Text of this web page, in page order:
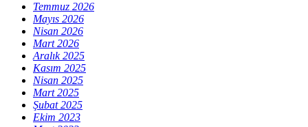
Temmuz 2026
Mayıs 2026
Nisan 2026
Mart 2026
Aralık 2025
Kasım 2025
Nisan 2025
Mart 2025
Şubat 2025
Ekim 2023